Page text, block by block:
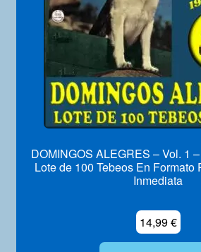
DOMINGOS ALEGRES – Vol. 1
Lote de 100 Tebeos En Formato
Inmediata
14,99€